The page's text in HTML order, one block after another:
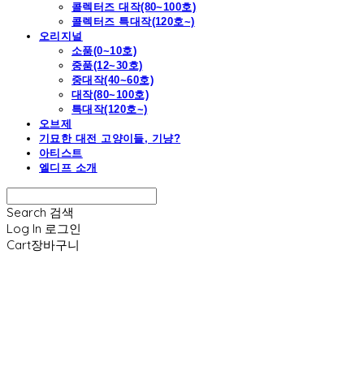
콜렉터즈 대작(80~100호)
콜렉터즈 특대작(120호~)
오리지널
소품(0~10호)
중품(12~30호)
중대작(40~60호)
대작(80~100호)
특대작(120호~)
오브제
기묘한 대전 고양이들, 기냥?
아티스트
엘디프 소개
Search 검색
Log In 로그인
Cart장바구니